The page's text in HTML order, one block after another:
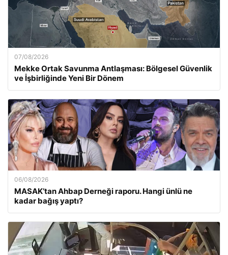
07/08/2026
Mekke Ortak Savunma Antlaşması: Bölgesel Güvenlik
ve İşbirliğinde Yeni Bir Dönem
06/08/2026
MASAK’tan Ahbap Derneği raporu. Hangi ünlü ne
kadar bağış yaptı?